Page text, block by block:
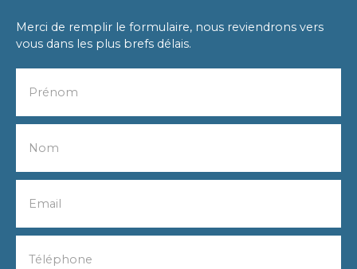
Merci de remplir le formulaire, nous reviendrons vers
vous dans les plus brefs délais.
Prénom
Nom
Email
Téléphone